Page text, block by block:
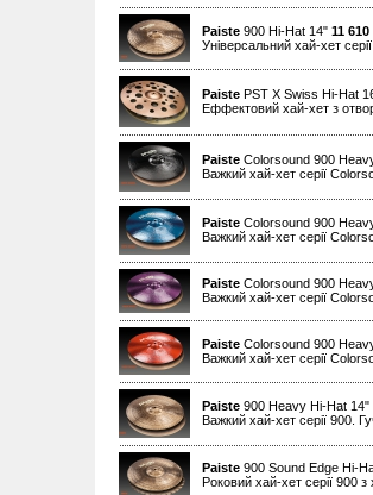
Paiste 900 Hi-Hat 14" 11 610
Універсальний хай-хет
Paiste PST X Swiss Hi-Hat
Еффектовий хай-хет з
Paiste Colorsound 900
Важкий хай-хет серії
Paiste Colorsound 900
Важкий хай-хет серії
Paiste Colorsound 900
Важкий хай-хет серії
Paiste Colorsound 900
Важкий хай-хет серії
Paiste 900 Heavy Hi-Hat 14"
Важкий хай-хет серії 900.
Paiste 900 Sound Edge Hi-
Роковий хай-хет серії 900